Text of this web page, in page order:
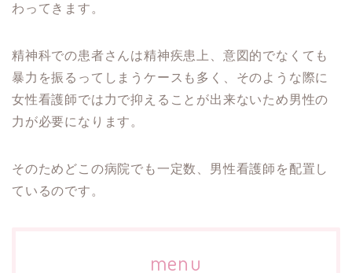
わってきます。
精神科での患者さんは精神疾患上、意図的でなくても
暴力を振るってしまうケースも多く、そのような際に
女性看護師では力で抑えることが出来ないため男性の
力が必要になります。
そのためどこの病院でも一定数、男性看護師を配置し
ているのです。
menu